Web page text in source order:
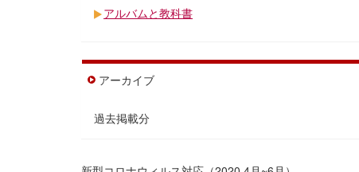
アルバムと教科書
アーカイブ
過去掲載分